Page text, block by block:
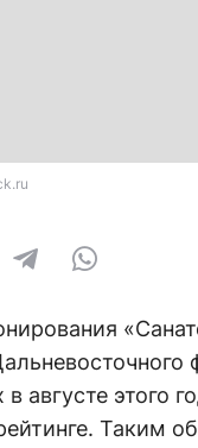
в августе этого
Таким